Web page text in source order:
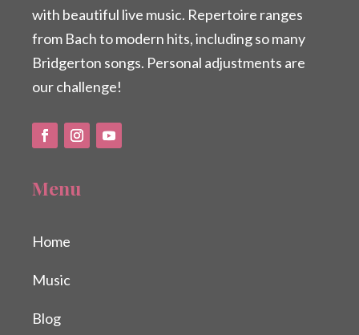
with beautiful live music. Repertoire ranges
from Bach to modern hits, including so many
Bridgerton songs. Personal adjustments are
our challenge!
Menu
Home
Music
Blog